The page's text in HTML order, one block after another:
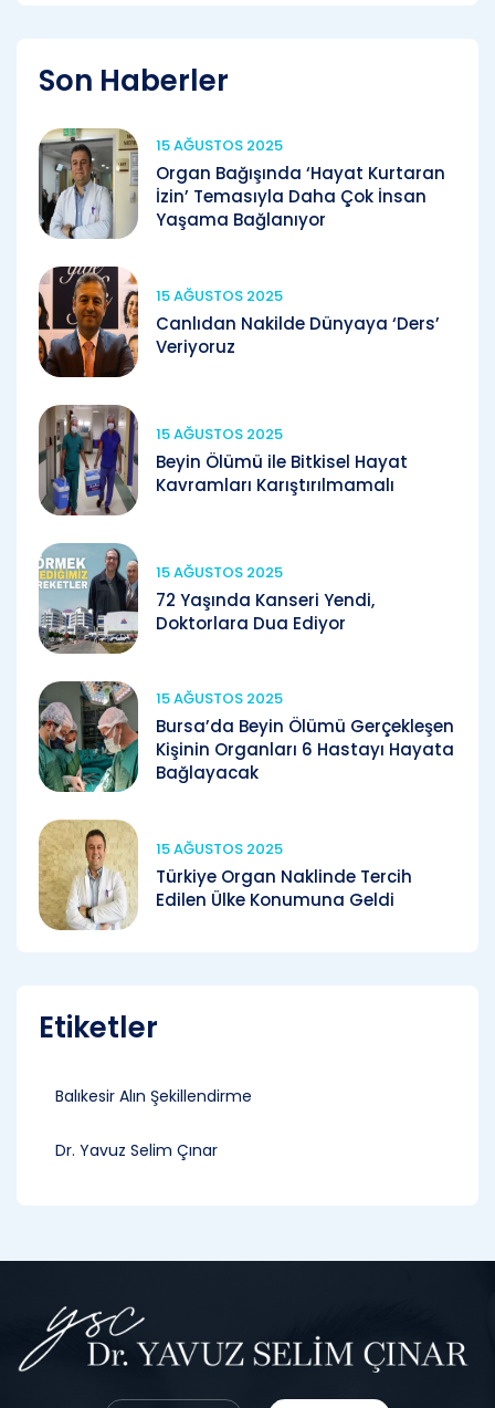
Son Haberler
15 AĞUSTOS 2025
Organ Bağışında ‘Hayat Kurtaran
İzin’ Temasıyla Daha Çok İnsan
Yaşama Bağlanıyor
15 AĞUSTOS 2025
Canlıdan Nakilde Dünyaya ‘Ders’
Veriyoruz
15 AĞUSTOS 2025
Beyin Ölümü ile Bitkisel Hayat
Kavramları Karıştırılmamalı
15 AĞUSTOS 2025
72 Yaşında Kanseri Yendi,
Doktorlara Dua Ediyor
15 AĞUSTOS 2025
Bursa’da Beyin Ölümü Gerçekleşen
Kişinin Organları 6 Hastayı Hayata
Bağlayacak
15 AĞUSTOS 2025
Türkiye Organ Naklinde Tercih
Edilen Ülke Konumuna Geldi
Etiketler
Balıkesir Alın Şekillendirme
Dr. Yavuz Selim Çınar